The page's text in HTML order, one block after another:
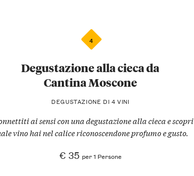
4
Degustazione alla cieca da
Cantina Moscone
DEGUSTAZIONE DI 4 VINI
ai sensi con una degustazione alla cieca e scopri
vino hai nel calice riconoscendone profumo e gusto.
€ 35 per 1 Persone